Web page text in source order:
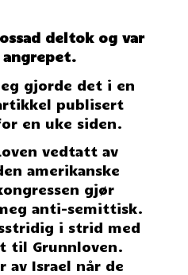
deltok og var
angrepet.
gjorde det i en
publisert
en uke siden.
vedtatt av
amerikanske
gjør
anti-semittisk.
i strid med
til Grunnloven.
av Israel når de